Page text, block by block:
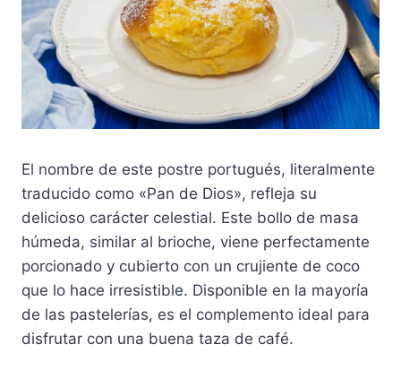
El nombre de este postre portugués, literalmente
traducido como «Pan de Dios», refleja su
delicioso carácter celestial. Este bollo de masa
húmeda, similar al brioche, viene perfectamente
porcionado y cubierto con un crujiente de coco
que lo hace irresistible. Disponible en la mayoría
de las pastelerías, es el complemento ideal para
disfrutar con una buena taza de café.